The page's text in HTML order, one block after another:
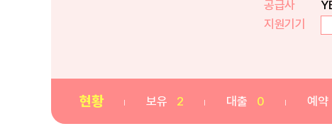
공급사
지원기기
현황 보유 2 대출 0 예약